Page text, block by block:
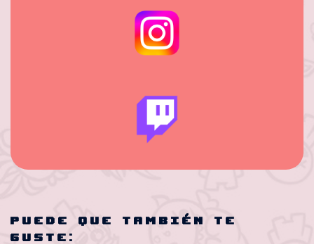
Puede que también te
guste: